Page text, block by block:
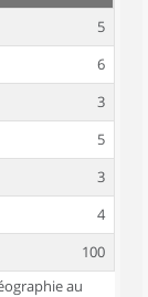
5
6
3
5
3
4
100
au